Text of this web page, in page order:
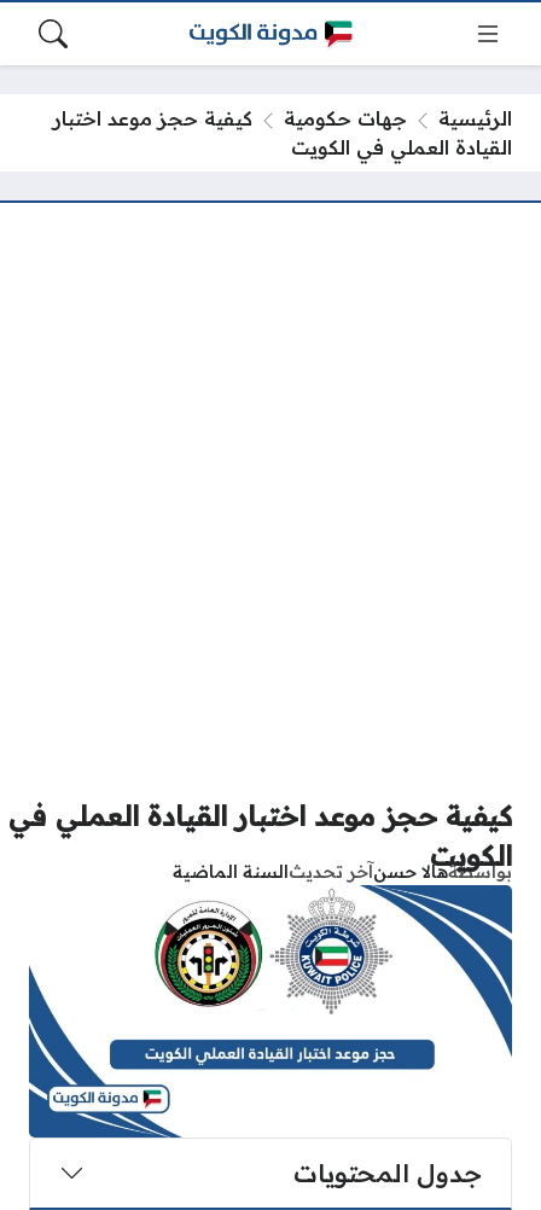
الرئيسية جهات حكومية
كيفية حجز موعد اختبار
القيادة العملي في الكويت
كيفية حجز موعد اختبار القيادة العملي في
الكويت
بواسطةهالا حسنآخر تحديثالسنة الماضية
جدول المحتويات